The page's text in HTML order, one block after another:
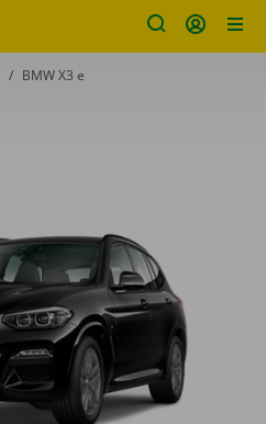
to
BMW X3 e